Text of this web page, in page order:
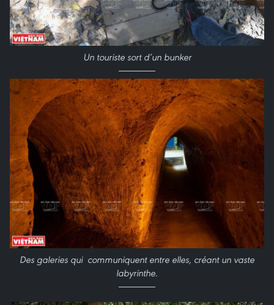
Un touriste sort d’un bunker
Des galeries qui communiquent entre elles, créant un vaste
labyrinthe.